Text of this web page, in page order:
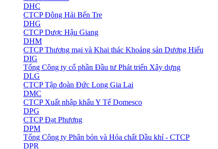
DHC
CTCP Đông Hải Bến Tre
DHG
CTCP Dược Hậu Giang
DHM
CTCP Thương mại và Khai thác Khoáng sản Dương Hiếu
DIG
Tổng Công ty cổ phần Đầu tư Phát triển Xây dựng
DLG
CTCP Tập đoàn Đức Long Gia Lai
DMC
CTCP Xuất nhập khẩu Y Tế Domesco
DPG
CTCP Đạt Phương
DPM
Tổng Công ty Phân bón và Hóa chất Dầu khí - CTCP
DPR